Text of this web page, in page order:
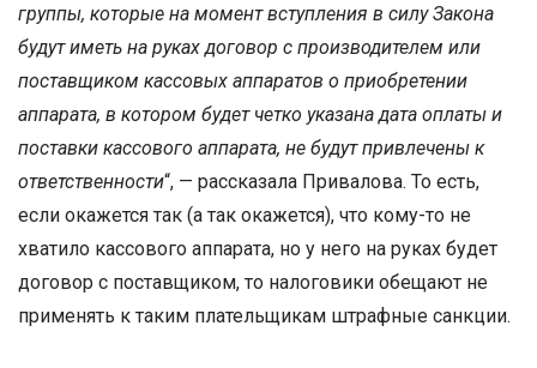
группы, которые на момент вступления в силу Закона
будут иметь на руках договор с производителем или
поставщиком кассовых аппаратов о приобретении
аппарата, в котором будет четко указана дата оплаты и
поставки кассового аппарата, не будут привлечены к
ответственности“, — рассказала Привалова. То есть,
если окажется так (а так окажется), что кому-то не
хватило кассового аппарата, но у него на руках будет
договор с поставщиком, то налоговики обещают не
применять к таким плательщикам штрафные санкции.